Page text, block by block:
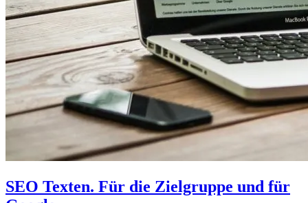
SEO Texten. Für die Zielgruppe und für